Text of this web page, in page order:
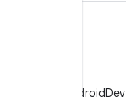
在 X 中追蹤 @AndroidDev